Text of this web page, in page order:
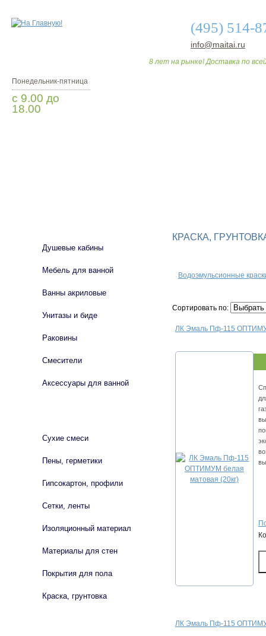
(495) 514-
info@maitai.ru
8 лет на рынке! Доставка по
Понедельник-пятница
с 9.00 до
18.00
КРАСКА,
Водоэмульсионные
Сортировать по:
ЛК Эмаль Пф-115
ЛК Эмаль Пф-115
Душевые кабины
Мебель для ванной
Ванны акриловые
Унитазы и биде
Раковины
Смесители
Аксессуары для ванной
Сухие смеси
Пены, герметики
Гипсокартон, профили
Сетки, ленты
Изоляционный материал
Материалы для стен
Покрытия для пола
Краска, грунтовка